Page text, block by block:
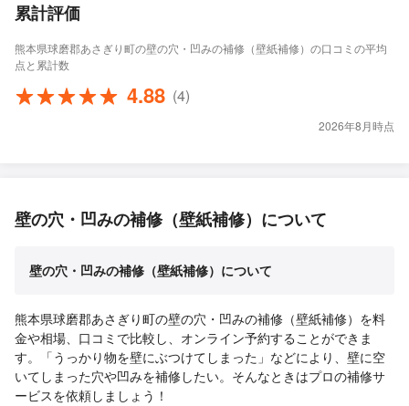
累計評価
熊本県球磨郡あさぎり町の壁の穴・凹みの補修（壁紙補修）の口コミの平均
点と累計数
4.88 (4)
2026年8月時点
壁の穴・凹みの補修（壁紙補修）について
壁の穴・凹みの補修（壁紙補修）について
熊本県球磨郡あさぎり町の壁の穴・凹みの補修（壁紙補修）を料
金や相場、口コミで比較し、オンライン予約することができま
す。「うっかり物を壁にぶつけてしまった」などにより、壁に空
いてしまった穴や凹みを補修したい。そんなときはプロの補修サ
ービスを依頼しましょう！